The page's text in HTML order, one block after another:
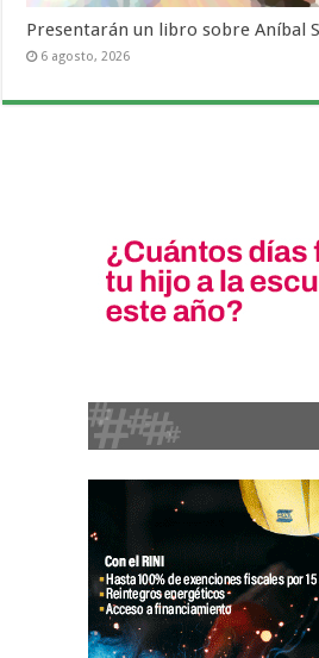
Presentarán un libro sobre Aníbal
6 agosto, 2026